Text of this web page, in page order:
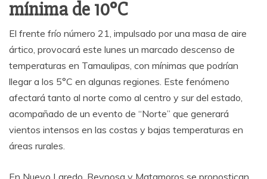
mínima de 10°C
El frente frío número 21, impulsado por una masa de aire
ártico, provocará este lunes un marcado descenso de
temperaturas en Tamaulipas, con mínimas que podrían
llegar a los 5°C en algunas regiones. Este fenómeno
afectará tanto al norte como al centro y sur del estado,
acompañado de un evento de “Norte” que generará
vientos intensos en las costas y bajas temperaturas en
áreas rurales.
En Nuevo Laredo, Reynosa y Matamoros se pronostican